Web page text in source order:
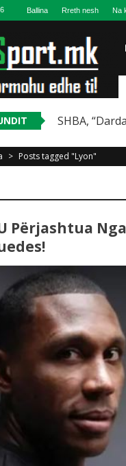
Ballina Rreth nesh Na
SHBA,
> Posts tagged "Lyon"
Përjashtua